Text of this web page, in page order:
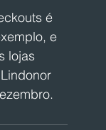
é
e
lojas